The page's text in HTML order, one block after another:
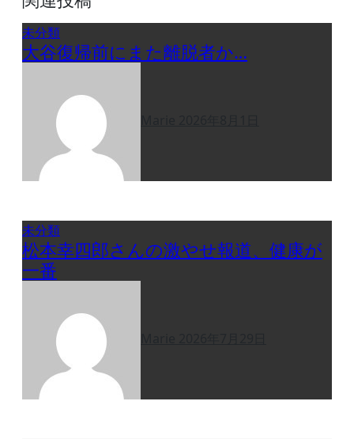
未分類
大谷復帰前にまた離脱者か…
未分類
松本幸四郎さんの激やせ報道、健康が
一番